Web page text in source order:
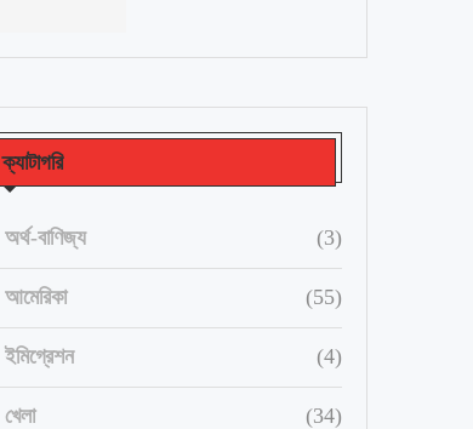
ক্যাটাগরি
অর্থ-বাণিজ্য (3)
আমেরিকা (55)
ইমিগ্রেশন (4)
খেলা (34)